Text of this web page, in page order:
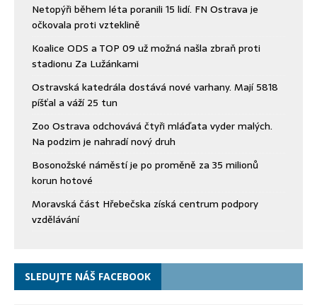
Netopýři během léta poranili 15 lidí. FN Ostrava je
očkovala proti vzteklině
Koalice ODS a TOP 09 už možná našla zbraň proti
stadionu Za Lužánkami
Ostravská katedrála dostává nové varhany. Mají 5818
píšťal a váží 25 tun
Zoo Ostrava odchovává čtyři mláďata vyder malých.
Na podzim je nahradí nový druh
Bosonožské náměstí je po proměně za 35 milionů
korun hotové
Moravská část Hřebečska získá centrum podpory
vzdělávání
SLEDUJTE NÁŠ FACEBOOK